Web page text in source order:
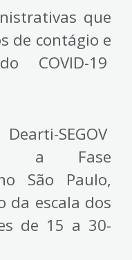
que
de contágio e
COVID-19
SEGOV
a Fase
São Paulo,
da escala dos
de 15 a 30-